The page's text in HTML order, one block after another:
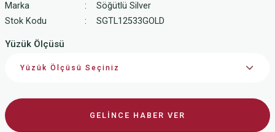
Marka
Söğütlü Silver
Stok Kodu
SGTL12533GOLD
Yüzük Ölçüsü
GELİNCE HABER VER